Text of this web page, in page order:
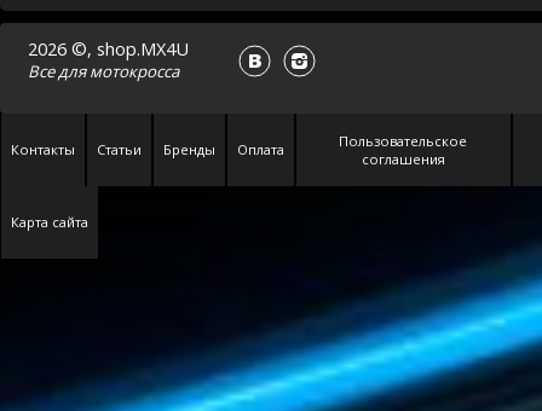
2026 ©, shop.MX4U
Все длямотокросса
Контакты Статьи Бренды Оплата
Пользовательское
соглашения
Карта сайта